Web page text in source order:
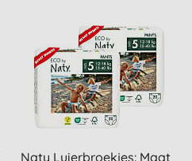
Naty Luierbroekjes: Maat